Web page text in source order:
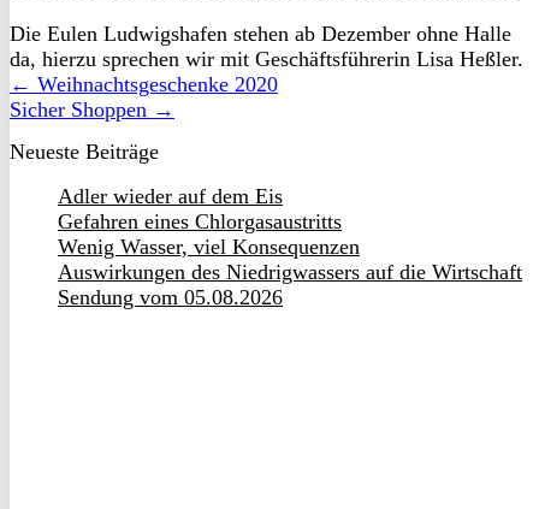
Die Eulen Ludwigshafen stehen ab Dezember ohne Halle
da, hierzu sprechen wir mit Geschäftsführerin Lisa Heßler.
← Weihnachtsgeschenke 2020
Sicher Shoppen →
Neueste Beiträge
Adler wieder auf dem Eis
Gefahren eines Chlorgasaustritts
Wenig Wasser, viel Konsequenzen
Auswirkungen des Niedrigwassers auf die Wirtschaft
Sendung vom 05.08.2026